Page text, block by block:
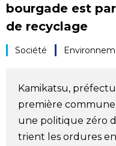
Culture
En plus
bourgade est
de recyclage
Société
Kamikatsu,
première
une politique zéro
trient les ordures en